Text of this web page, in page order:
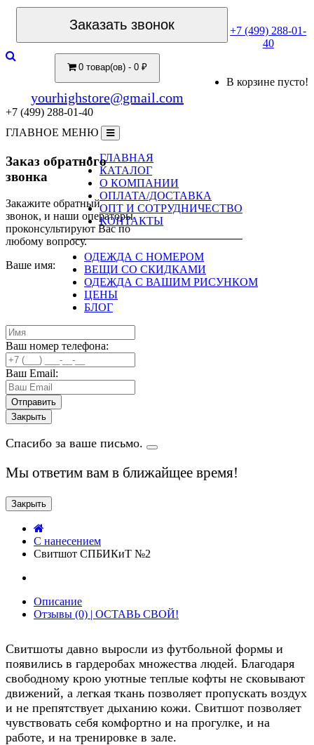
Заказать звонок
+7 (499) 288-01-
40
0 товар(ов) - 0 ₽
В корзине пусто!
yourhighstore@gmail.com
+7 (499) 288-01-40
ГЛАВНОЕ МЕНЮ
ГЛАВНАЯ
КАТАЛОГ
О КОМПАНИИ
ОПЛАТА/ДОСТАВКА
ОПТ И СОТРУДНИЧЕСТВО
КОНТАКТЫ
ОДЕЖДА С НОМЕРОМ
ВЕЩИ СО СКИДКАМИ
ОДЕЖДА С ВАШИМ РИСУНКОМ
ЦЕНЫ
БЛОГ
Заказ обратного
звонка
Закажите обратный
звонок, и наши операторы
проконсультируют Вас по
любому вопросу.
Ваше имя:
Ваш номер телефона:
Ваш Email:
Закрыть
Спасибо за ваше письмо.
Мы ответим вам в ближайщее время!
Закрыть
C нанесением
Свитшот СПБИКиТ №2
Описание
Отзывы (0) | ОСТАВЬ СВОЙ!
Свитшоты давно выросли из футбольной формы и
появились в гардеробах множества людей. Благодаря
свободному крою уютные теплые кофты не сковывают
движений, а легкая ткань позволяет пропускать воздух
и не препятствует дыханию кожи. Свитшот позволяет
чувствовать себя комфортно и на прогулке, и на
работе, и на тренировке в зале.